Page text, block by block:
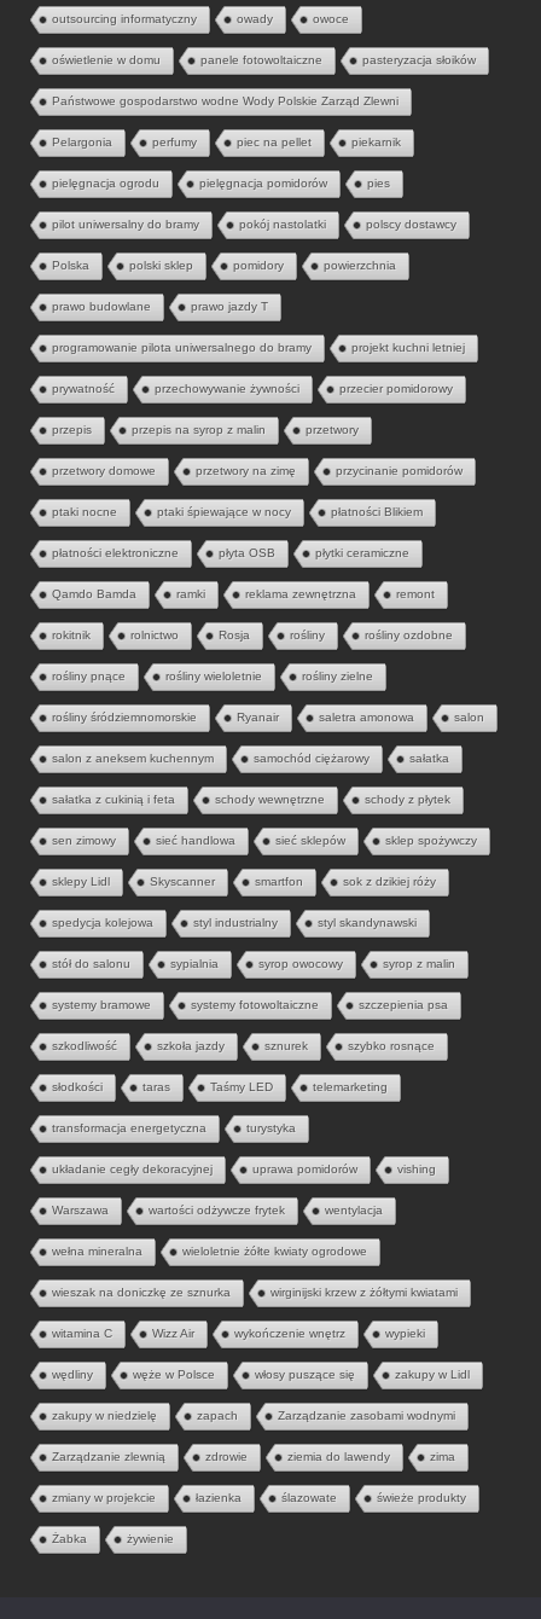
outsourcing informatyczny owady owoce
oświetlenie w domu panele fotowoltaiczne pasteryzacja słoików
Państwowe gospodarstwo wodne Wody Polskie Zarząd Zlewni
Pelargonia perfumy piec na pellet piekarnik
pielęgnacja ogrodu pielęgnacja pomidorów pies
pilot uniwersalny do bramy pokój nastolatki polscy dostawcy
Polska polski sklep pomidory powierzchnia
prawo budowlane prawo jazdy T
programowanie pilota uniwersalnego do bramy projekt kuchni letniej
prywatność przechowywanie żywności przecier pomidorowy
przepis przepis na syrop z malin przetwory
przetwory domowe przetwory na zimę przycinanie pomidorów
ptaki nocne ptaki śpiewające w nocy płatności Blikiem
płatności elektroniczne płyta OSB płytki ceramiczne
Qamdo Bamda ramki reklama zewnętrzna remont
rokitnik rolnictwo Rosja rośliny rośliny ozdobne
rośliny pnące rośliny wieloletnie rośliny zielne
rośliny śródziemnomorskie Ryanair saletra amonowa salon
salon z aneksem kuchennym samochód ciężarowy sałatka
sałatka z cukinią i feta schody wewnętrzne schody z płytek
sen zimowy sieć handlowa sieć sklepów sklep spożywczy
sklepy Lidl Skyscanner smartfon sok z dzikiej róży
spedycja kolejowa styl industrialny styl skandynawski
stół do salonu sypialnia syrop owocowy syrop z malin
systemy bramowe systemy fotowoltaiczne szczepienia psa
szkodliwość szkoła jazdy sznurek szybko rosnące
słodkości taras Taśmy LED telemarketing
transformacja energetyczna turystyka
układanie cegły dekoracyjnej uprawa pomidorów vishing
Warszawa wartości odżywcze frytek wentylacja
wełna mineralna wieloletnie żółte kwiaty ogrodowe
wieszak na doniczkę ze sznurka wirginijski krzew z żółtymi kwiatami
witamina C Wizz Air wykończenie wnętrz wypieki
wędliny węże w Polsce włosy puszące się zakupy w Lidl
zakupy w niedzielę zapach Zarządzanie zasobami wodnymi
Zarządzanie zlewnią zdrowie ziemia do lawendy zima
zmiany w projekcie łazienka ślazowate świeże produkty
Żabka żywienie